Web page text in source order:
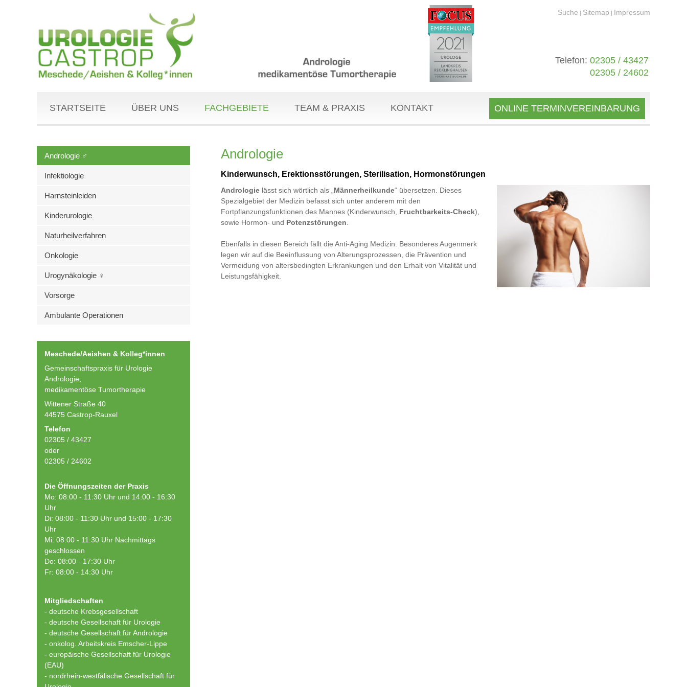
Suche | Sitemap | Impressum
Telefon: 02305 / 43427
02305 / 24602
STARTSEITE ÜBER UNS FACHGEBIETE TEAM & PRAXIS KONTAKT ONLINE TERMINVEREINBARUNG
Andrologie ♂
Infektiologie
Harnsteinleiden
Kinderurologie
Naturheilverfahren
Onkologie
Urogynäkologie ♀
Vorsorge
Ambulante Operationen
Meschede/Aeishen & Kolleg*innen
Gemeinschaftspraxis für Urologie
Andrologie,
medikamentöse Tumortherapie
Wittener Straße 40
44575 Castrop-Rauxel
Telefon
02305 / 43427
oder
02305 / 24602
Die Öffnungszeiten der Praxis
Mo: 08:00 - 11:30 Uhr und 14:00 - 16:30
Uhr
Di: 08:00 - 11:30 Uhr und 15:00 - 17:30
Uhr
Mi: 08:00 - 11:30 Uhr Nachmittags
geschlossen
Do: 08:00 - 17:30 Uhr
Fr: 08:00 - 14:30 Uhr
Mitgliedschaften
- deutsche Krebsgesellschaft
- deutsche Gesellschaft für Urologie
- deutsche Gesellschaft für Andrologie
- onkolog. Arbeitskreis Emscher-Lippe
- europäische Gesellschaft für Urologie
(EAU)
- nordrhein-westfälische Gesellschaft für
Andrologie
Kinderwunsch, Erektionsstörungen, Sterilisation, Hormonstörungen
Andrologie lässt sich wörtlich als „ Männerheilkunde“ übersetzen. Dieses
Spezialgebiet der Medizin befasst sich unter anderem mit den
Fortpflanzungsfunktionen des Mannes (Kinderwunsch, Fruchtbarkeits-Check),
sowie Hormon- und Potenzstörungen
Ebenfalls in diesen Bereich fällt die Anti-Aging Medizin. Besonderes Augenmerk
legen wir auf die Beeinflussung von Alterungsprozessen, die Prävention und
Vermeidung von altersbedingten Erkrankungen und den Erhalt von Vitalität und
Leistungsfähigkeit.